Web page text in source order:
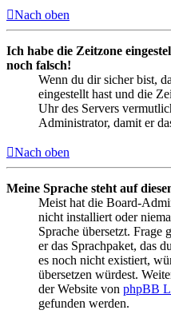
Nach oben
Ich habe die Zeitzone
noch falsch!
Wenn du dir sicher bist,
eingestellt hast und die
Uhr des Servers
Administrator, damit er
Nach oben
Meine Sprache steht auf
Meist hat die Board-
nicht installiert oder
Sprache übersetzt.
er das Sprachpaket, das
es noch nicht existiert,
übersetzen würdest.
der Website von phpBB
gefunden werden.